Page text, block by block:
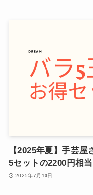
【2025年夏】手芸
5セットの2200円相
2025年7月10日